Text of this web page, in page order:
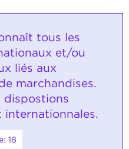
tous les
et/ou
liés aux
marchandises.
dispostions
internationnales.
18